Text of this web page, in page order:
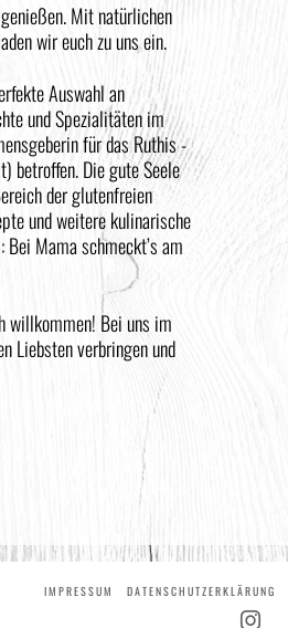
Mit natürlichen
wir euch zu uns ein.
Auswahl an
und Spezialitäten im
für das Ruthis -
betroffen. Die gute Seele
der glutenfreien
und weitere kulinarische
Mama schmeckt’s am
willkommen! Bei uns im
Liebsten verbringen und
IMPRESSUM DATENSCHUTZERKLÄRUNG